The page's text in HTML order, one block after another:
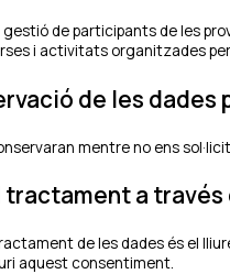
de participants de les
i activitats organitzades
de les dades
mentre no ens
a
de les dades és el
aquest consentiment.